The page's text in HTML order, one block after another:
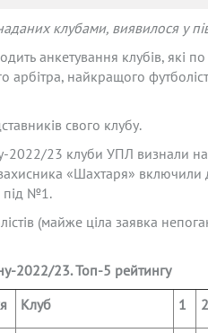
клубами, виявилося у
анкетування клубів, які
найкращого
свого клубу.
2022/23 клуби УПЛ визнали
«Шахтаря»
під №1.
(майже ціла заявка
2022/23. Топ-5 рейтингу
Клуб 1 2